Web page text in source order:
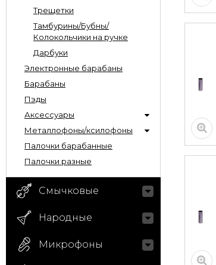
Трещетки
Тамбурины/Бубны/
Колокольчики на ручке
Дарбуки
Электронные барабаны
Барабаны
Пэды
Аксессуары
Металлофоны/ксилофоны
Палочки барабанные
Палочки разные
Смычковые
Народные
Микрофоны